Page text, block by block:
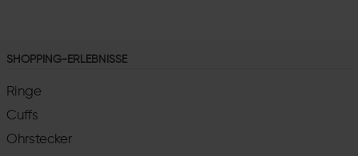
SHOPPING-ERLEBNISSE
Ringe
Cuffs
Ohrstecker